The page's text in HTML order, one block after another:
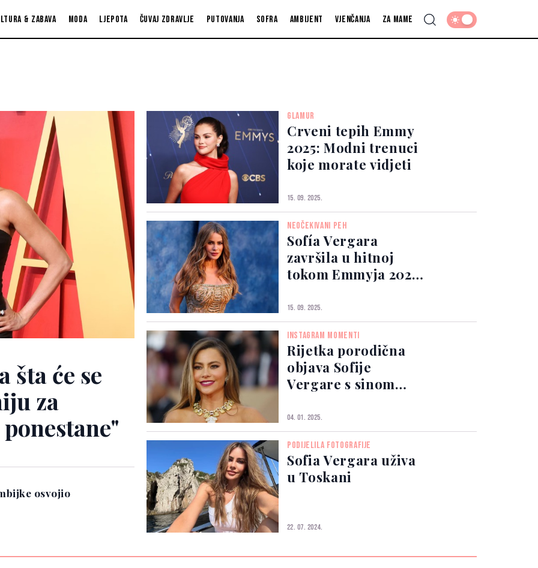
& zabava Moda Ljepota Čuvaj zdravlje Putovanja Sofra Ambijent Vjenčanja Za mame
šta će se
za
osvojio
GLAMUR
Crveni tepih Emmy
2025: Modni trenuci
koje morate vidjeti
15. 09. 2025.
NEOČEKIVANI PEH
Sofía Vergara
završila u hitnoj
tokom Emmyja 2025
alergije na oko“
15. 09. 2025.
INSTAGRAM MOMENTI
Rijetka porodična
objava Sofije
Vergare s sinom
lavinu komentara
04. 01. 2025.
PODIJELILA FOTOGRAFIJE
Sofia Vergara uživa
u Toskani
22. 07. 2024.